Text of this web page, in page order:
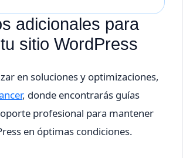
adicionales para
sitio WordPress
en soluciones y optimizaciones,
, donde encontrarás guías
profesional para mantener
en óptimas condiciones.